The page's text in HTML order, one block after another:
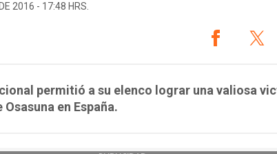
2016 - 17:48 HRS.
permitió a su elenco lograr una valiosa
en España.